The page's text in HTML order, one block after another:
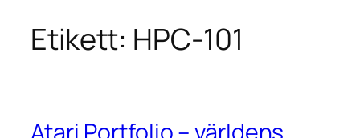
Etikett: HPC-101
Atari Portfolio – världens